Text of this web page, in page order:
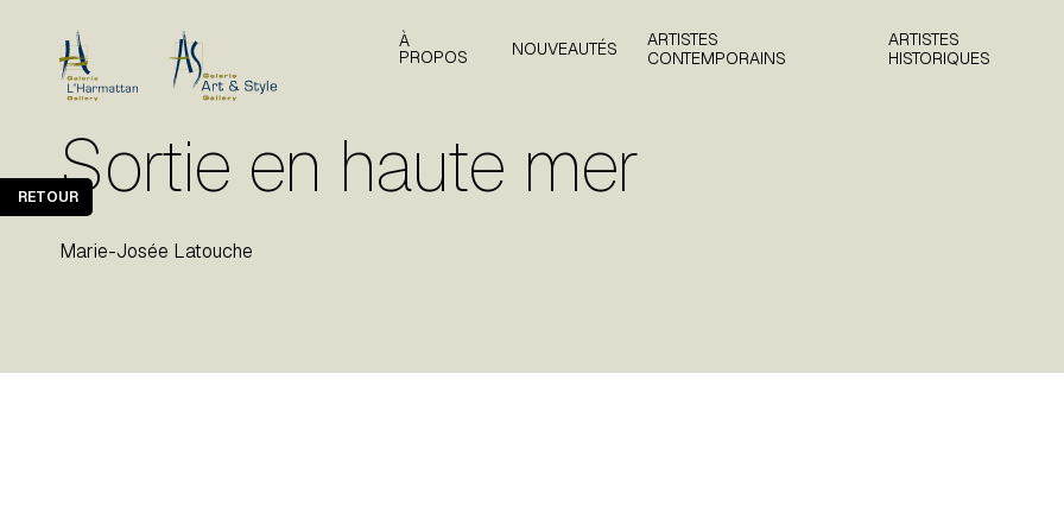
À
PROPOS NOUVEAUTÉS
ARTISTES
CONTEMPORAINS
ARTISTES
HISTORIQUES
Sortie en haute mer
Marie-Josée Latouche
RETOUR